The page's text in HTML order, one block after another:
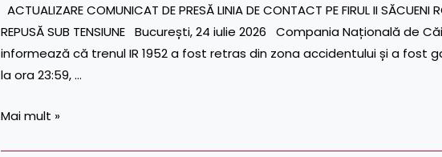
ACTUALIZARE COMUNICAT DE PRESĂ LINIA DE CONTACT PE FIRUL II SĂCUENI
REPUSĂ SUB TENSIUNE București, 24 iulie 2026 Compania Națională de Căi
informează că trenul IR 1952 a fost retras din zona accidentului și a fost
la ora 23:59, …
–
LINIA
DE
CONTACT
FIRUL
II
Mai mult »